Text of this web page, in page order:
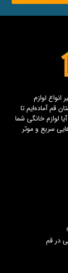
تعمیر انواع لوازم
قم آماده‌ایم تا
لوازم خانگی شما
سریع و موثر
در قم